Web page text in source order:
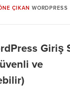
ÇIKAN WORDPRESS
Giriş
ve